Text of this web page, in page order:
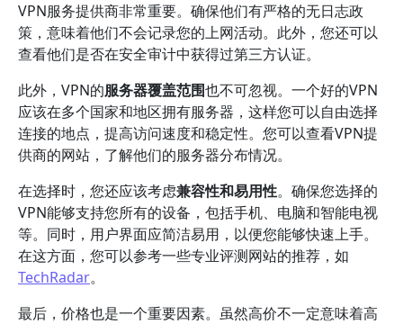
VPN服务提供商非常重要。确保他们有严格的无日志政
策，意味着他们不会记录您的上网活动。此外，您还可以
查看他们是否在安全审计中获得过第三方认证。
此外，VPN的服务器覆盖范围也不可忽视。一个好的VPN
应该在多个国家和地区拥有服务器，这样您可以自由选择
连接的地点，提高访问速度和稳定性。您可以查看VPN提
供商的网站，了解他们的服务器分布情况。
在选择时，您还应该考虑兼容性和易用性。确保您选择的
VPN能够支持您所有的设备，包括手机、电脑和智能电视
等。同时，用户界面应简洁易用，以便您能够快速上手。
在这方面，您可以参考一些专业评测网站的推荐，如
TechRadar。
最后，价格也是一个重要因素。虽然高价不一定意味着高